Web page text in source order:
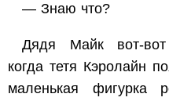
— Знаю что?
Дядя Майк вот-вот
когда тетя Кэролайн
маленькая фигурка